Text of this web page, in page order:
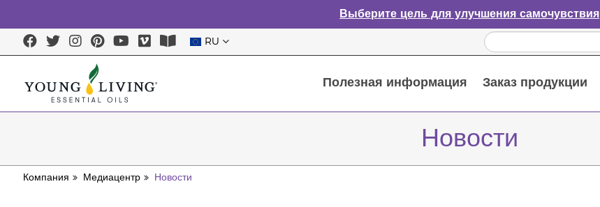
Выберите цель для улучшения самочувствия
RU
Полезная информация Заказ продукции
Новости
Компания Медиацентр Новости